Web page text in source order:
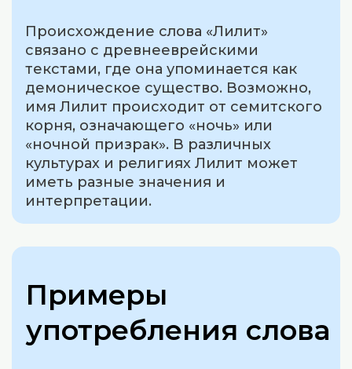
Происхождение слова «Лилит»
связано с древнееврейскими
текстами, где она упоминается как
демоническое существо. Возможно,
имя Лилит происходит от семитского
корня, означающего «ночь» или
«ночной призрак». В различных
культурах и религиях Лилит может
иметь разные значения и
интерпретации.
Примеры
употребления слова